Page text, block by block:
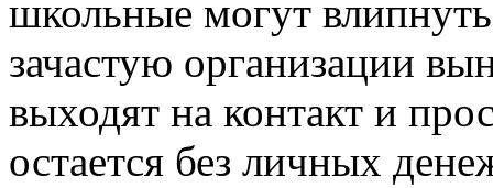
школьные могут
зачастую организации
выходят на контакт и
остается без личных